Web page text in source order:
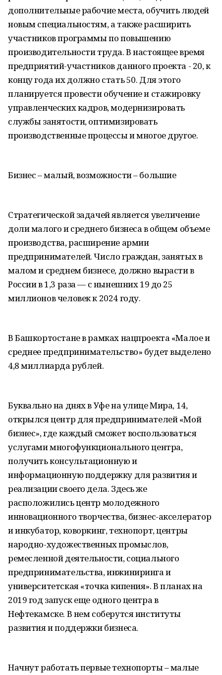
дополнительные рабочие места, обучить людей
новым специальностям, а также расширить
участников программы по повышению
производительности труда. В настоящее время
предприятий-участников данного проекта - 20, к
концу года их должно стать 50. Для этого
планируется провести обучение и стажировку
управленческих кадров, модернизировать
службы занятости, оптимизировать
производственные процессы и многое другое.
Бизнес – малый, возможности – большие
Стратегической задачей является увеличение
доли малого и среднего бизнеса в общем объеме
производства, расширение армии
предпринимателей. Число граждан, занятых в
малом и среднем бизнесе, должно вырасти в
России в 1,3 раза — с нынешних 19 до 25
миллионов человек к 2024 году.
В Башкортостане в рамках нацпроекта «Малое и
среднее предпринимательство» будет выделено
4,8 миллиарда рублей.
Буквально на днях в Уфе на улице Мира, 14,
открылся центр для предпринимателей «Мой
бизнес», где каждый сможет воспользоваться
услугами многофункционального центра,
получить консультационную и
информационную поддержку для развития и
реализации своего дела. Здесь же
расположились центр молодежного
инновационного творчества, бизнес-акселератор
и инкубатор, коворкинг, технопорт, центры
народно-художественных промыслов,
ремесленной деятельности, социального
предпринимательства, инжиниринга и
университетская «точка кипения». В планах на
2019 год запуск еще одного центра в
Нефтекамске. В нем соберутся институты
развития и поддержки бизнеса.
Начнут работать первые технопорты – малые